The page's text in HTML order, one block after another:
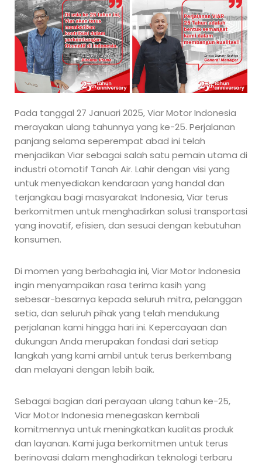
Pada tanggal 27 Januari 2025, Viar Motor Indonesia
merayakan ulang tahunnya yang ke-25. Perjalanan
panjang selama seperempat abad ini telah
menjadikan Viar sebagai salah satu pemain utama di
industri otomotif Tanah Air. Lahir dengan visi yang
untuk menyediakan kendaraan yang handal dan
terjangkau bagi masyarakat Indonesia, Viar terus
berkomitmen untuk menghadirkan solusi transportasi
yang inovatif, efisien, dan sesuai dengan kebutuhan
konsumen.
Di momen yang berbahagia ini, Viar Motor Indonesia
ingin menyampaikan rasa terima kasih yang
sebesar-besarnya kepada seluruh mitra, pelanggan
setia, dan seluruh pihak yang telah mendukung
perjalanan kami hingga hari ini. Kepercayaan dan
dukungan Anda merupakan fondasi dari setiap
langkah yang kami ambil untuk terus berkembang
dan melayani dengan lebih baik.
Sebagai bagian dari perayaan ulang tahun ke-25,
Viar Motor Indonesia menegaskan kembali
komitmennya untuk meningkatkan kualitas produk
dan layanan. Kami juga berkomitmen untuk terus
berinovasi dalam menghadirkan teknologi terbaru